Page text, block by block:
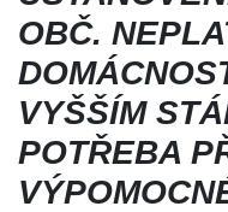
OBČ.
VYŠŠÍM
POTŘEBA